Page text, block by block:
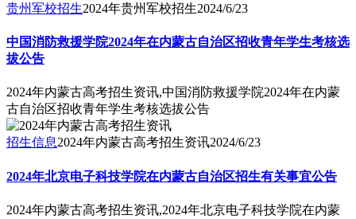
贵州军校招生2024年贵州军校招生2024/6/23
中国消防救援学院2024年在内蒙古自治区招收青年学生考核选
拔公告
2024年内蒙古高考招生资讯,中国消防救援学院2024年在内蒙
古自治区招收青年学生考核选拔公告
招生信息2024年内蒙古高考招生资讯2024/6/23
2024年北京电子科技学院在内蒙古自治区招生有关事宜公告
2024年内蒙古高考招生资讯,2024年北京电子科技学院在内蒙